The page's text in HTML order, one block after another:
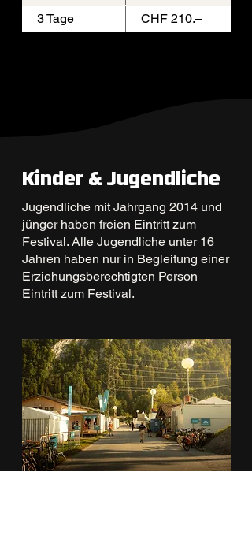
3 Tage
CHF 210.–
Kinder & Jugendliche
Jugendliche mit Jahrgang 2014 und
jünger haben freien Eintritt zum
Festival. Alle Jugendliche unter 16
Jahren haben nur in Begleitung einer
Erziehungsberechtigten Person
Eintritt zum Festival.